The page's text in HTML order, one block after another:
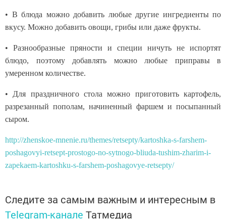
• В блюда можно добавить любые другие ингредиенты по
вкусу. Можно добавить овощи, грибы или даже фрукты.
• Разнообразные пряности и специи ничуть не испортят
блюдо, поэтому добавлять можно любые приправы в
умеренном количестве.
• Для праздничного стола можно приготовить картофель,
разрезанный пополам, начиненный фаршем и посыпанный
сыром.
http://zhenskoe-mnenie.ru/themes/retsepty/kartoshka-s-farshem-
poshagovyi-retsept-prostogo-no-sytnogo-bliuda-tushim-zharim-i-
zapekaem-kartoshku-s-farshem-poshagovye-retsepty/
Следите за самым важным и интересным в
Telegram-канале Татмедиа